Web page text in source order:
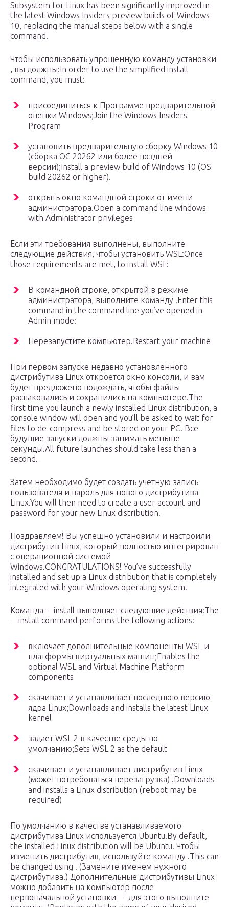
Subsystem for Linux has been significantly improved in
the latest Windows Insiders preview builds of Windows
10, replacing the manual steps below with a single
command.
Чтобы использовать упрощенную команду установки
, вы должны:In order to use the simplified install
command, you must:
присоединиться к Программе предварительной
оценки Windows;Join the Windows Insiders
Program
установить предварительную сборку Windows 10
(сборка ОС 20262 или более поздней
версии);Install a preview build of Windows 10 (OS
build 20262 or higher).
открыть окно командной строки от имени
администратора.Open a command line windows
with Administrator privileges
Если эти требования выполнены, выполните
следующие действия, чтобы установить WSL:Once
those requirements are met, to install WSL:
В командной строке, открытой в режиме
администратора, выполните команду .Enter this
command in the command line you’ve opened in
Admin mode:
Перезапустите компьютер.Restart your machine
При первом запуске недавно установленного
дистрибутива Linux откроется окно консоли, и вам
будет предложено подождать, чтобы файлы
распаковались и сохранились на компьютере.The
first time you launch a newly installed Linux distribution, a
console window will open and you’ll be asked to wait for
files to de-compress and be stored on your PC. Все
будущие запуски должны занимать меньше
секунды.All future launches should take less than a
second.
Затем необходимо будет создать учетную запись
пользователя и пароль для нового дистрибутива
Linux.You will then need to create a user account and
password for your new Linux distribution.
Поздравляем! Вы успешно установили и настроили
дистрибутив Linux, который полностью интегрирован
с операционной системой
Windows.CONGRATULATIONS! You’ve successfully
installed and set up a Linux distribution that is completely
integrated with your Windows operating system!
Команда —install выполняет следующие действия:The
—install command performs the following actions:
включает дополнительные компоненты WSL и
платформы виртуальных машин;Enables the
optional WSL and Virtual Machine Platform
components
скачивает и устанавливает последнюю версию
ядра Linux;Downloads and installs the latest Linux
kernel
задает WSL 2 в качестве среды по
умолчанию;Sets WSL 2 as the default
скачивает и устанавливает дистрибутив Linux
(может потребоваться перезагрузка) .Downloads
and installs a Linux distribution (reboot may be
required)
По умолчанию в качестве устанавливаемого
дистрибутива Linux используется Ubuntu.By default,
the installed Linux distribution will be Ubuntu. Чтобы
изменить дистрибутив, используйте команду .This can
be changed using . (Замените именем нужного
дистрибутива.) Дополнительные дистрибутивы Linux
можно добавить на компьютер после
первоначальной установки — для этого выполните